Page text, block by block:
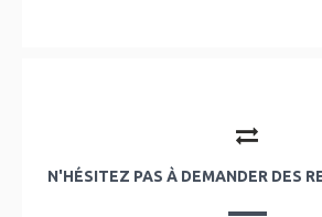
N'HÉSITEZ PAS À DEMANDER DES